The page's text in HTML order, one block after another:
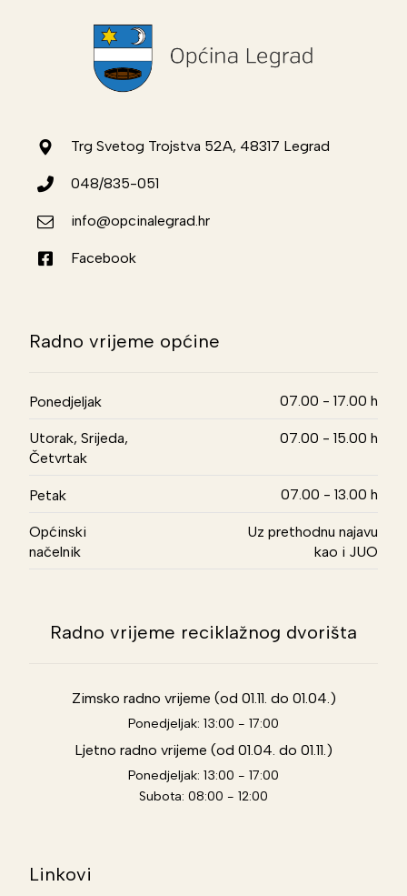
Trg Svetog Trojstva 52A, 48317 Legrad
048/835-051
info@opcinalegrad.hr
Facebook
Radno vrijeme općine
Ponedjeljak 07.00 - 17.00 h
Utorak, Srijeda,
Četvrtak
07.00 - 15.00 h
Petak 07.00 - 13.00 h
Općinski
načelnik
Uz prethodnu najavu
kao i JUO
Radno vrijeme reciklažnog dvorišta
Zimsko radno vrijeme (od 01.11. do 01.04.)
Ponedjeljak: 13:00 - 17:00
Ljetno radno vrijeme (od 01.04. do 01.11.)
Ponedjeljak: 13:00 - 17:00
Subota: 08:00 - 12:00
Linkovi